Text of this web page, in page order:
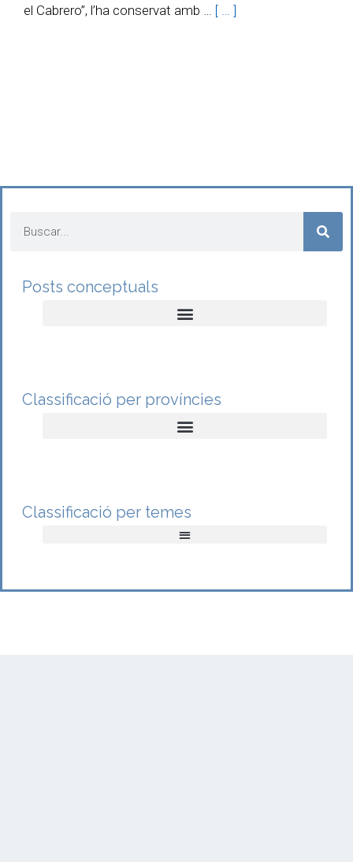
el Cabrero”, l’ha conservat amb … [ … ]
Posts conceptuals
Classificació per províncies
Classificació per temes